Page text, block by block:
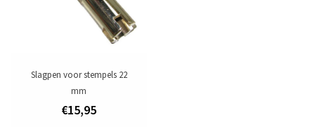
Slagpen voor stempels 22
mm
€15,95